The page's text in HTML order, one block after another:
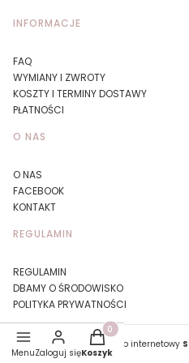
Linki w stopce
INFORMACJE
FAQ
WYMIANY I ZWROTY
KOSZTY I TERMINY DOSTAWY
PŁATNOŚCI
O NAS
O NAS
FACEBOOK
KONTAKT
REGULAMIN
REGULAMIN
DBAMY O ŚRODOWISKO
POLITYKA PRYWATNOŚCI
Sklep internetowy
MenuZaloguj się
Produkty w
Koszyk